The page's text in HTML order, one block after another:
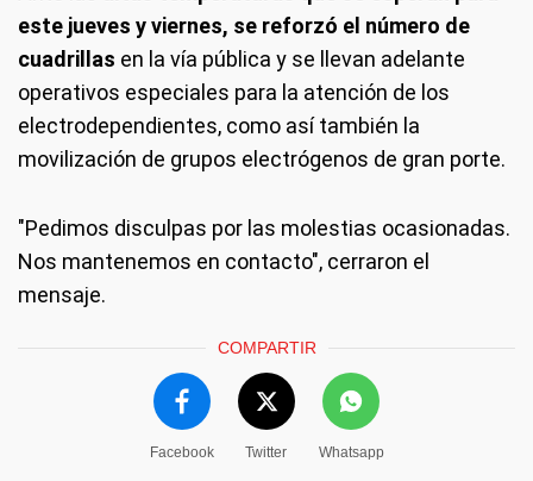
este jueves y viernes, se reforzó el número de
cuadrillas en la vía pública y se llevan adelante
operativos especiales para la atención de los
electrodependientes, como así también la
movilización de grupos electrógenos de gran porte.
"Pedimos disculpas por las molestias ocasionadas.
Nos mantenemos en contacto", cerraron el
mensaje.
COMPARTIR
Facebook Twitter Whatsapp